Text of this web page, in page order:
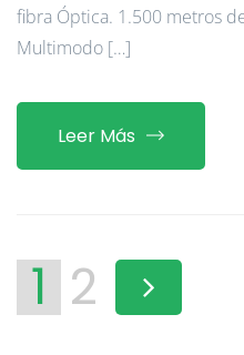
fibra Óptica. 1.500 metros
Multimodo […]
Leer Más
1 2